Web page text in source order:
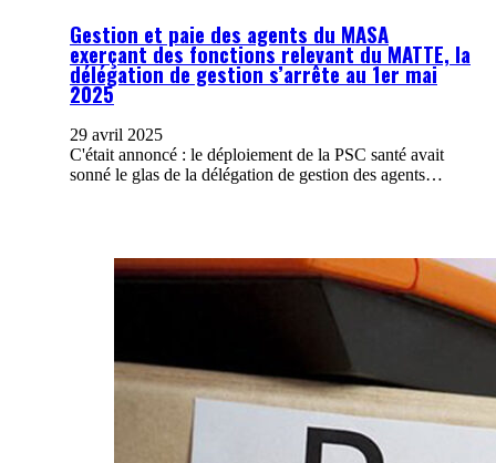
Gestion et paie des agents du MASA
exerçant des fonctions relevant du MATTE, la
délégation de gestion s’arrête au 1er mai
2025
29 avril 2025
C'était annoncé : le déploiement de la PSC santé avait
sonné le glas de la délégation de gestion des agents…